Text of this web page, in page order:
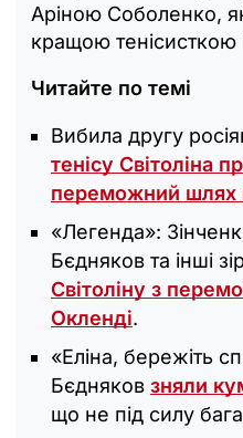
Аріною Соболенко,
кращою тенісисткою
Читайте по темі
Вибила другу
тенісу Світоліна
переможний шлях
«Легенда»:
Бєдняков та інші
Світоліну з
Окленді.
«Еліна, бережіть
Бєдняков зняли
що не під силу